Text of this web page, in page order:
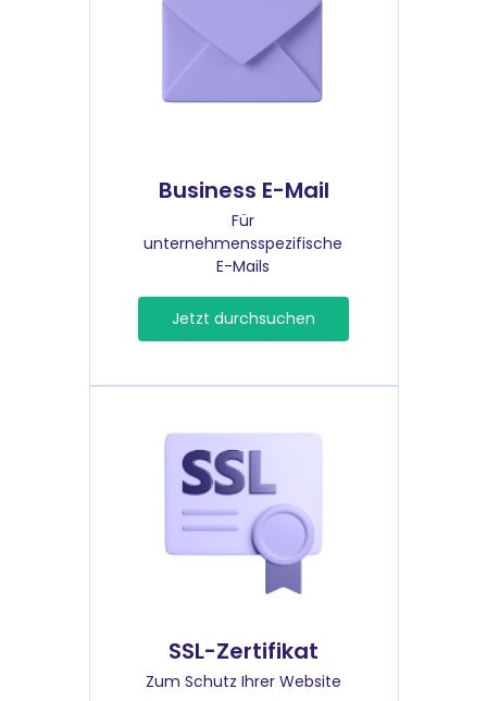
Business E-Mail
Für
unternehmensspezifische
E-Mails
Jetzt durchsuchen
SSL-Zertifikat
Zum Schutz Ihrer Website